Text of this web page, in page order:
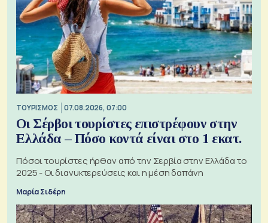
ΤΟΥΡΙΣΜΟΣ 07.08.2026, 07:00
Οι Σέρβοι τουρίστες επιστρέφουν στην
Ελλάδα – Πόσο κοντά είναι στο 1 εκατ.
Πόσοι τουρίστες ήρθαν από την Σερβία στην Ελλάδα το
2025 - Οι διανυκτερεύσεις και η μέση δαπάνη
Μαρία Σιδέρη